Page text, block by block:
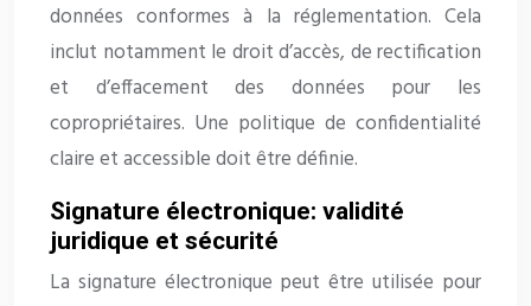
données conformes à la réglementation. Cela
inclut notamment le droit d’accès, de rectification
et d’effacement des données pour les
copropriétaires. Une politique de confidentialité
claire et accessible doit être définie.
Signature électronique: validité
juridique et sécurité
La signature électronique peut être utilisée pour